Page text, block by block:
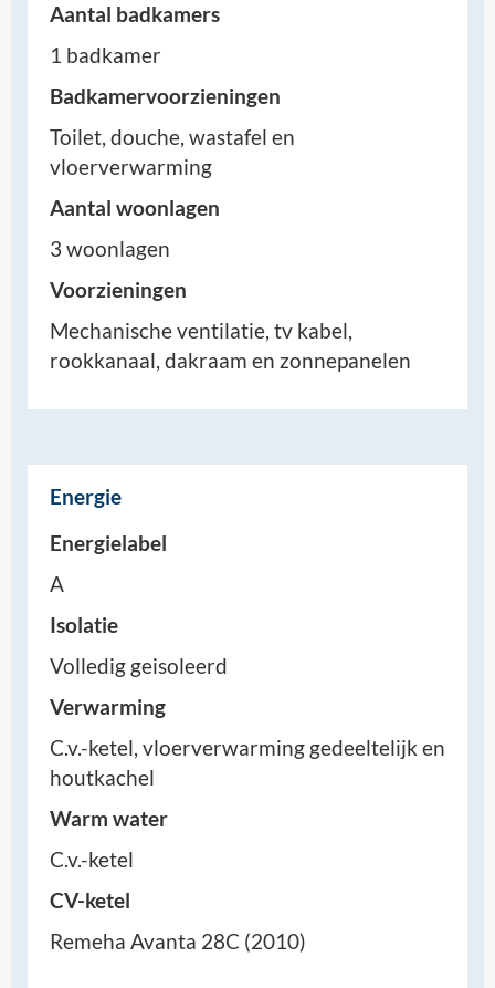
Aantal badkamers
1 badkamer
Badkamervoorzieningen
Toilet, douche, wastafel en
vloerverwarming
Aantal woonlagen
3 woonlagen
Voorzieningen
Mechanische ventilatie, tv kabel,
rookkanaal, dakraam en zonnepanelen
Energie
Energielabel
A
Isolatie
Volledig geisoleerd
Verwarming
C.v.-ketel, vloerverwarming gedeeltelijk en
houtkachel
Warm water
C.v.-ketel
CV-ketel
Remeha Avanta 28C (2010)